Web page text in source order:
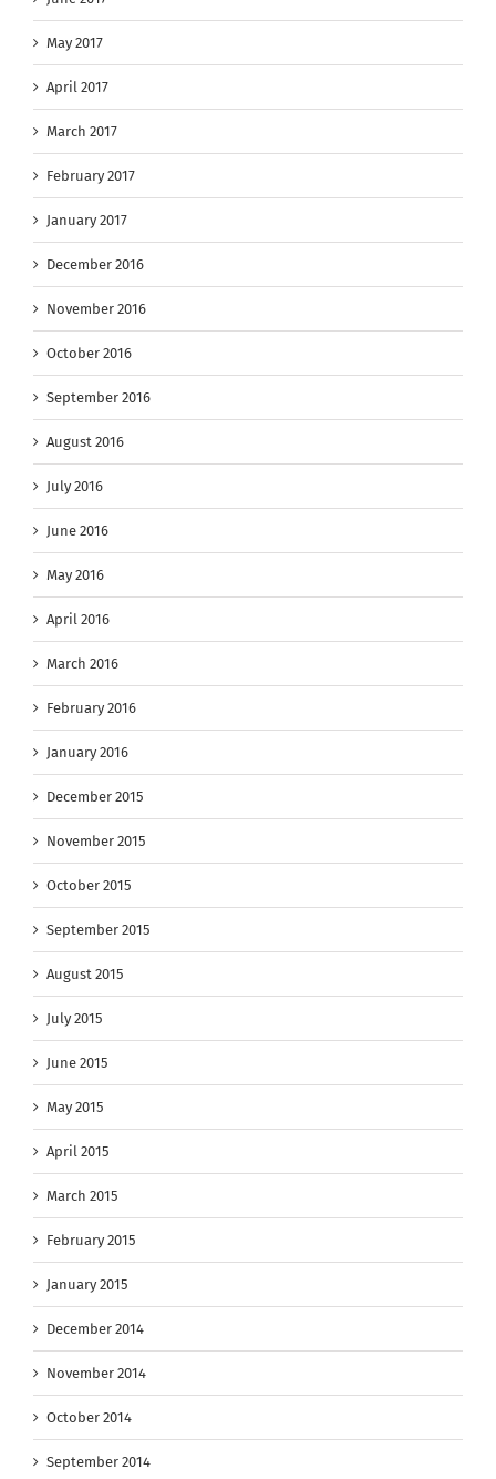
May 2017
April 2017
March 2017
February 2017
January 2017
December 2016
November 2016
October 2016
September 2016
August 2016
July 2016
June 2016
May 2016
April 2016
March 2016
February 2016
January 2016
December 2015
November 2015
October 2015
September 2015
August 2015
July 2015
June 2015
May 2015
April 2015
March 2015
February 2015
January 2015
December 2014
November 2014
October 2014
September 2014